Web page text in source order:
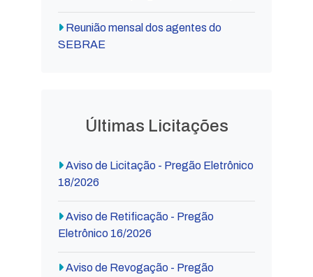
Reunião mensal dos agentes do
SEBRAE
Últimas Licitações
Aviso de Licitação - Pregão Eletrônico
18/2026
Aviso de Retificação - Pregão
Eletrônico 16/2026
Aviso de Revogação - Pregão